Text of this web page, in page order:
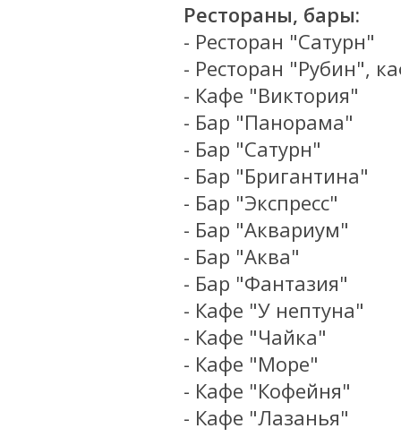
Рестораны, бары:
- Ресторан "Сатурн"
- Ресторан "Рубин",
- Кафе "Виктория"
- Бар "Панорама"
- Бар "Сатурн"
- Бар "Бригантина"
- Бар "Экспресс"
- Бар "Аквариум"
- Бар "Аква"
- Бар "Фантазия"
- Кафе "У нептуна"
- Кафе "Чайка"
- Кафе "Море"
- Кафе "Кофейня"
- Кафе "Лазанья"